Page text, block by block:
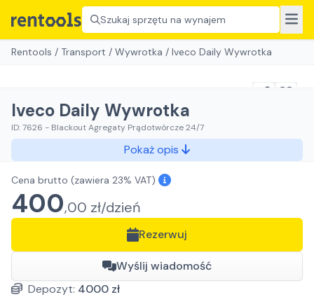
Szukaj sprzętu na wynajem
Rentools / Transport / Wywrotka / Iveco Daily Wywrotka
Iveco Daily Wywrotka
ID:7626 - Blackout Agregaty Prądotwórcze 24/7
Pokaż opis
Cena brutto (zawiera 23% VAT)
400,00 zł/dzień
Rezerwuj
Wyślij wiadomość
Depozyt: 4000 zł